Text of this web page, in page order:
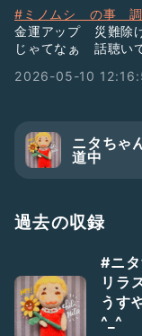
#ミノムシ の事 調
金運アップ 災難除
じゃてなぁ 話聴い
2026-05-10
ニタちゃ
道中
過去の収録
#ニ
リラ
うす
^_^